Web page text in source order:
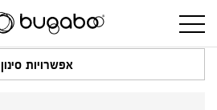
אפשרויות סינון